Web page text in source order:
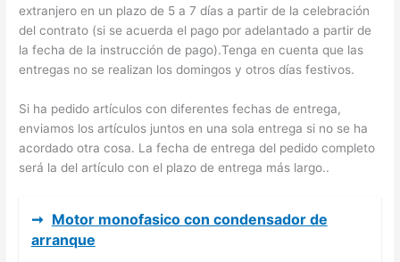
extranjero en un plazo de 5 a 7 días a partir de la celebración
del contrato (si se acuerda el pago por adelantado a partir de
la fecha de la instrucción de pago).Tenga en cuenta que las
entregas no se realizan los domingos y otros días festivos.
Si ha pedido artículos con diferentes fechas de entrega,
enviamos los artículos juntos en una sola entrega si no se ha
acordado otra cosa. La fecha de entrega del pedido completo
será la del artículo con el plazo de entrega más largo..
➞ Motor monofasico con condensador de
arranque